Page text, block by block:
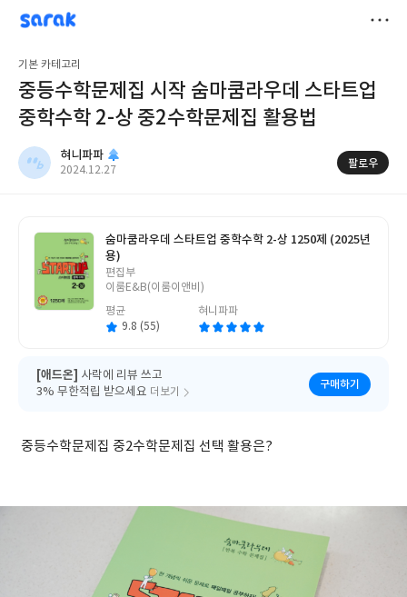
sarak
혀니파파
기본 카테고리
중등수학문제집 시작 숨마쿰라우데 스타트업
중학수학 2-상 중2수학문제집 활용법
혀니파파
작
2024.12.27
팔로우
숨마쿰라우데 스타트업 중학수학 2-상 1250제 (2025년
용)
글
쓴
편집부
이룸E&B(이룸이앤비)
평균
9.8 (55)
혀니파파
[애드온] 사락에 리뷰 쓰고
3% 무한적립 받으세요 더보기
구매하기
중등수학문제집 중2수학문제집 선택 활용은?